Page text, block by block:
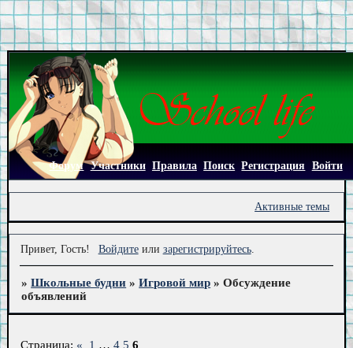
Форум Участники Правила Поиск Регистрация Войти
Активные темы
Привет, Гость! Войдитеили зарегистрируйтесь.
»Школьные будни »Игровой мир »Обсуждение
объявлений
Страница: « 1 … 4 5 6